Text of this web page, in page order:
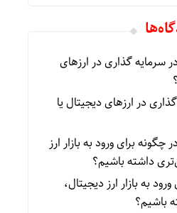
سرمایه گذاری در ارزهای
در ارزهای دیجیتال یا
چگونه برای ورود به بازار ارز
داشته باشیم؟
به بازار ارز دیجیتال،
باشیم؟